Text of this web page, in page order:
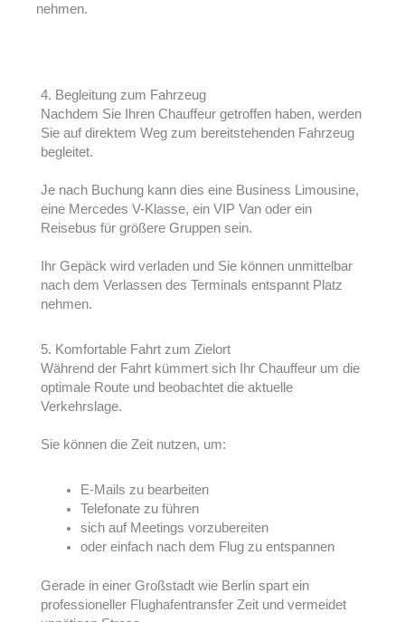
nehmen.
4. Begleitung zum Fahrzeug
Nachdem Sie Ihren Chauffeur getroffen haben, werden
Sie auf direktem Weg zum bereitstehenden Fahrzeug
begleitet.
Je nach Buchung kann dies eine Business Limousine,
eine Mercedes V-Klasse, ein VIP Van oder ein
Reisebus für größere Gruppen sein.
Ihr Gepäck wird verladen und Sie können unmittelbar
nach dem Verlassen des Terminals entspannt Platz
nehmen.
5. Komfortable Fahrt zum Zielort
Während der Fahrt kümmert sich Ihr Chauffeur um die
optimale Route und beobachtet die aktuelle
Verkehrslage.
Sie können die Zeit nutzen, um:
E-Mails zu bearbeiten
Telefonate zu führen
sich auf Meetings vorzubereiten
oder einfach nach dem Flug zu entspannen
Gerade in einer Großstadt wie Berlin spart ein
professioneller Flughafentransfer Zeit und vermeidet